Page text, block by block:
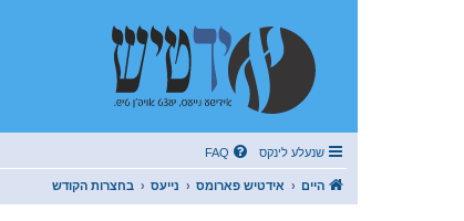
שנעלע לינקס FAQ
היים אידטיש פארומס נייעס בחצרות הקודש